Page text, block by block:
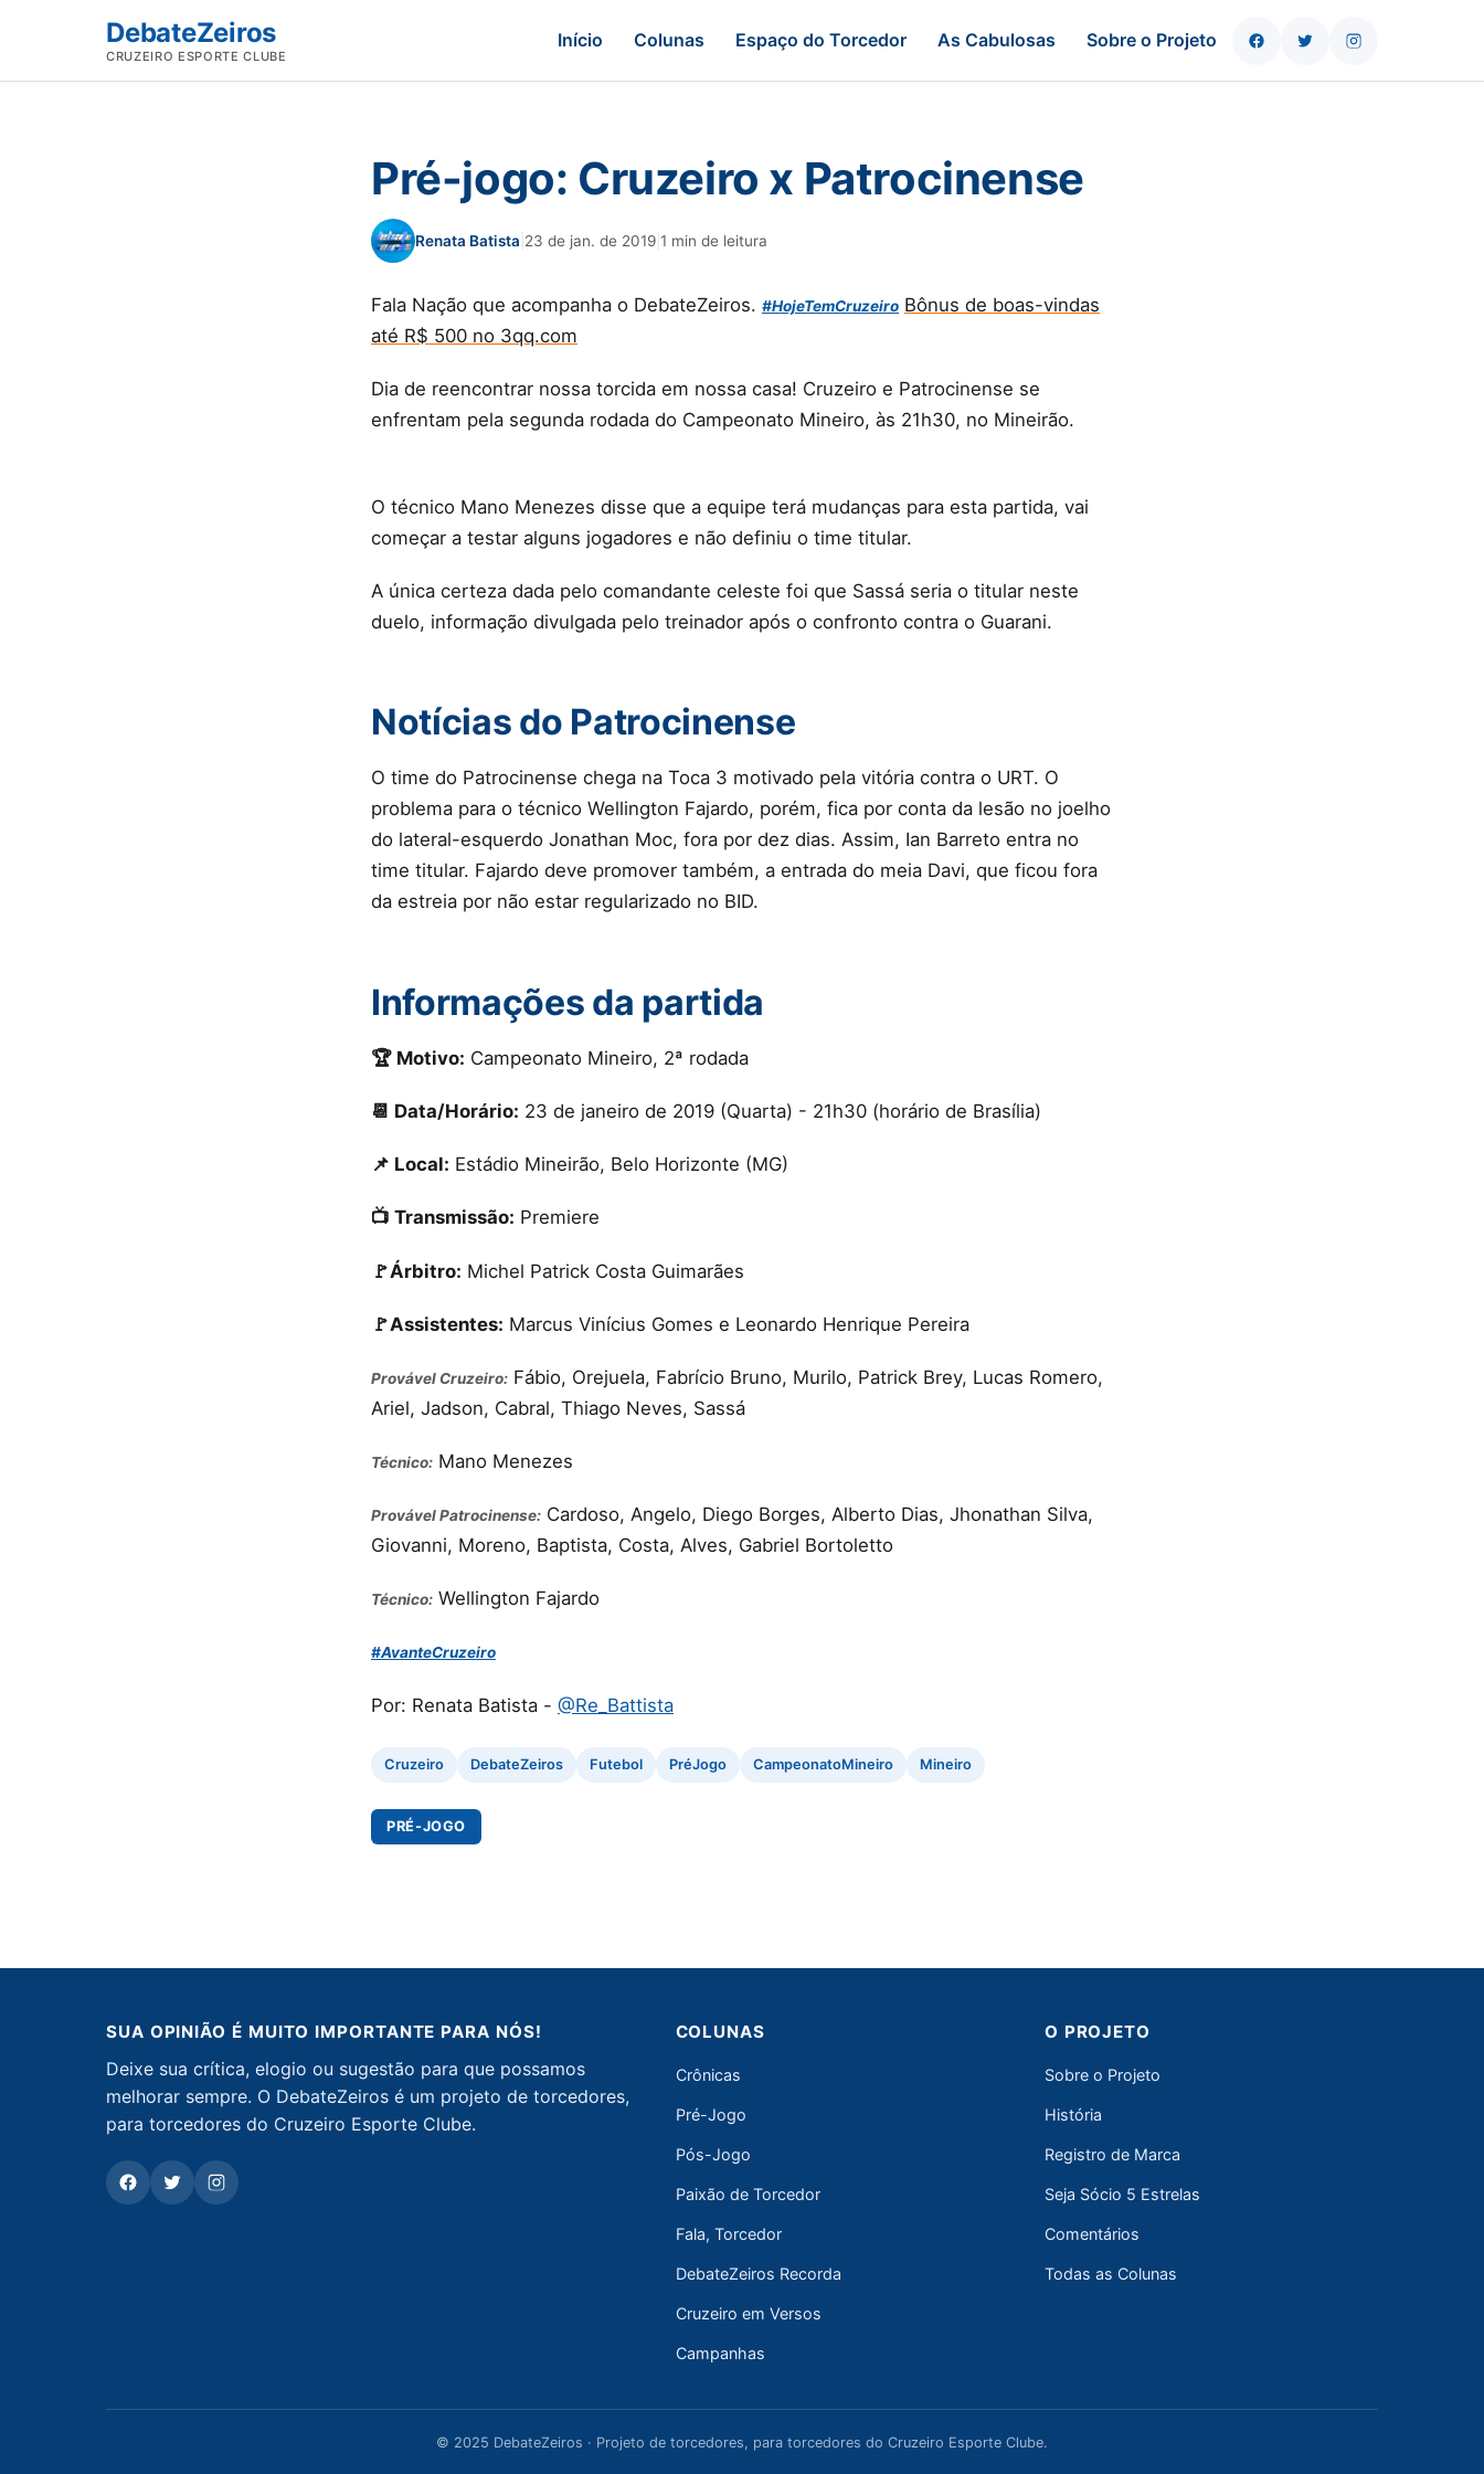
DebateZeiros
CRUZEIRO ESPORTE CLUBE
Início Colunas Espaço do Torcedor As Cabulosas Sobre o Projeto
Pré-jogo: Cruzeiro x Patrocinense
Renata Batista 23 de jan. de 2019 1 min de leitura
Fala Nação que acompanha o DebateZeiros. #HojeTemCruzeiro Bônus de boas-vindas
até R$ 500 no 3qq.com
Dia de reencontrar nossa torcida em nossa casa! Cruzeiro e Patrocinense se
enfrentam pela segunda rodada do Campeonato Mineiro, às 21h30, no Mineirão.
O técnico Mano Menezes disse que a equipe terá mudanças para esta partida, vai
começar a testar alguns jogadores e não definiu o time titular.
A única certeza dada pelo comandante celeste foi que Sassá seria o titular neste
duelo, informação divulgada pelo treinador após o confronto contra o Guarani.
Notícias do Patrocinense
O time do Patrocinense chega na Toca 3 motivado pela vitória contra o URT. O
problema para o técnico Wellington Fajardo, porém, fica por conta da lesão no joelho
do lateral-esquerdo Jonathan Moc, fora por dez dias. Assim, Ian Barreto entra no
time titular. Fajardo deve promover também, a entrada do meia Davi, que ficou fora
da estreia por não estar regularizado no BID.
Informações da partida
🏆 Motivo: Campeonato Mineiro, 2ª rodada
📆 Data/Horário: 23 de janeiro de 2019 (Quarta) - 21h30 (horário de Brasília)
📌 Local: Estádio Mineirão, Belo Horizonte (MG)
📺 Transmissão: Premiere
🚩Árbitro: Michel Patrick Costa Guimarães
🚩Assistentes: Marcus Vinícius Gomes e Leonardo Henrique Pereira
Provável Cruzeiro: Fábio, Orejuela, Fabrício Bruno, Murilo, Patrick Brey, Lucas Romero,
Ariel, Jadson, Cabral, Thiago Neves, Sassá
Técnico: Mano Menezes
Provável Patrocinense: Cardoso, Angelo, Diego Borges, Alberto Dias, Jhonathan Silva,
Giovanni, Moreno, Baptista, Costa, Alves, Gabriel Bortoletto
Técnico: Wellington Fajardo
#AvanteCruzeiro
Por: Renata Batista - @Re_Battista
Cruzeiro DebateZeiros Futebol PréJogo CampeonatoMineiro Mineiro
PRÉ-JOGO
SUA OPINIÃO É MUITO IMPORTANTE PARA NÓS!
Deixe sua crítica, elogio ou sugestão para que possamos
melhorar sempre. O DebateZeiros é um projeto de torcedores,
para torcedores do Cruzeiro Esporte Clube.
COLUNAS
Crônicas
Pré-Jogo
Pós-Jogo
Paixão de Torcedor
Fala, Torcedor
DebateZeiros Recorda
Cruzeiro em Versos
Campanhas
O PROJETO
Sobre o Projeto
História
Registro de Marca
Seja Sócio 5 Estrelas
Comentários
Todas as Colunas
© 2025 DebateZeiros · Projeto de torcedores, para torcedores do Cruzeiro Esporte Clube.